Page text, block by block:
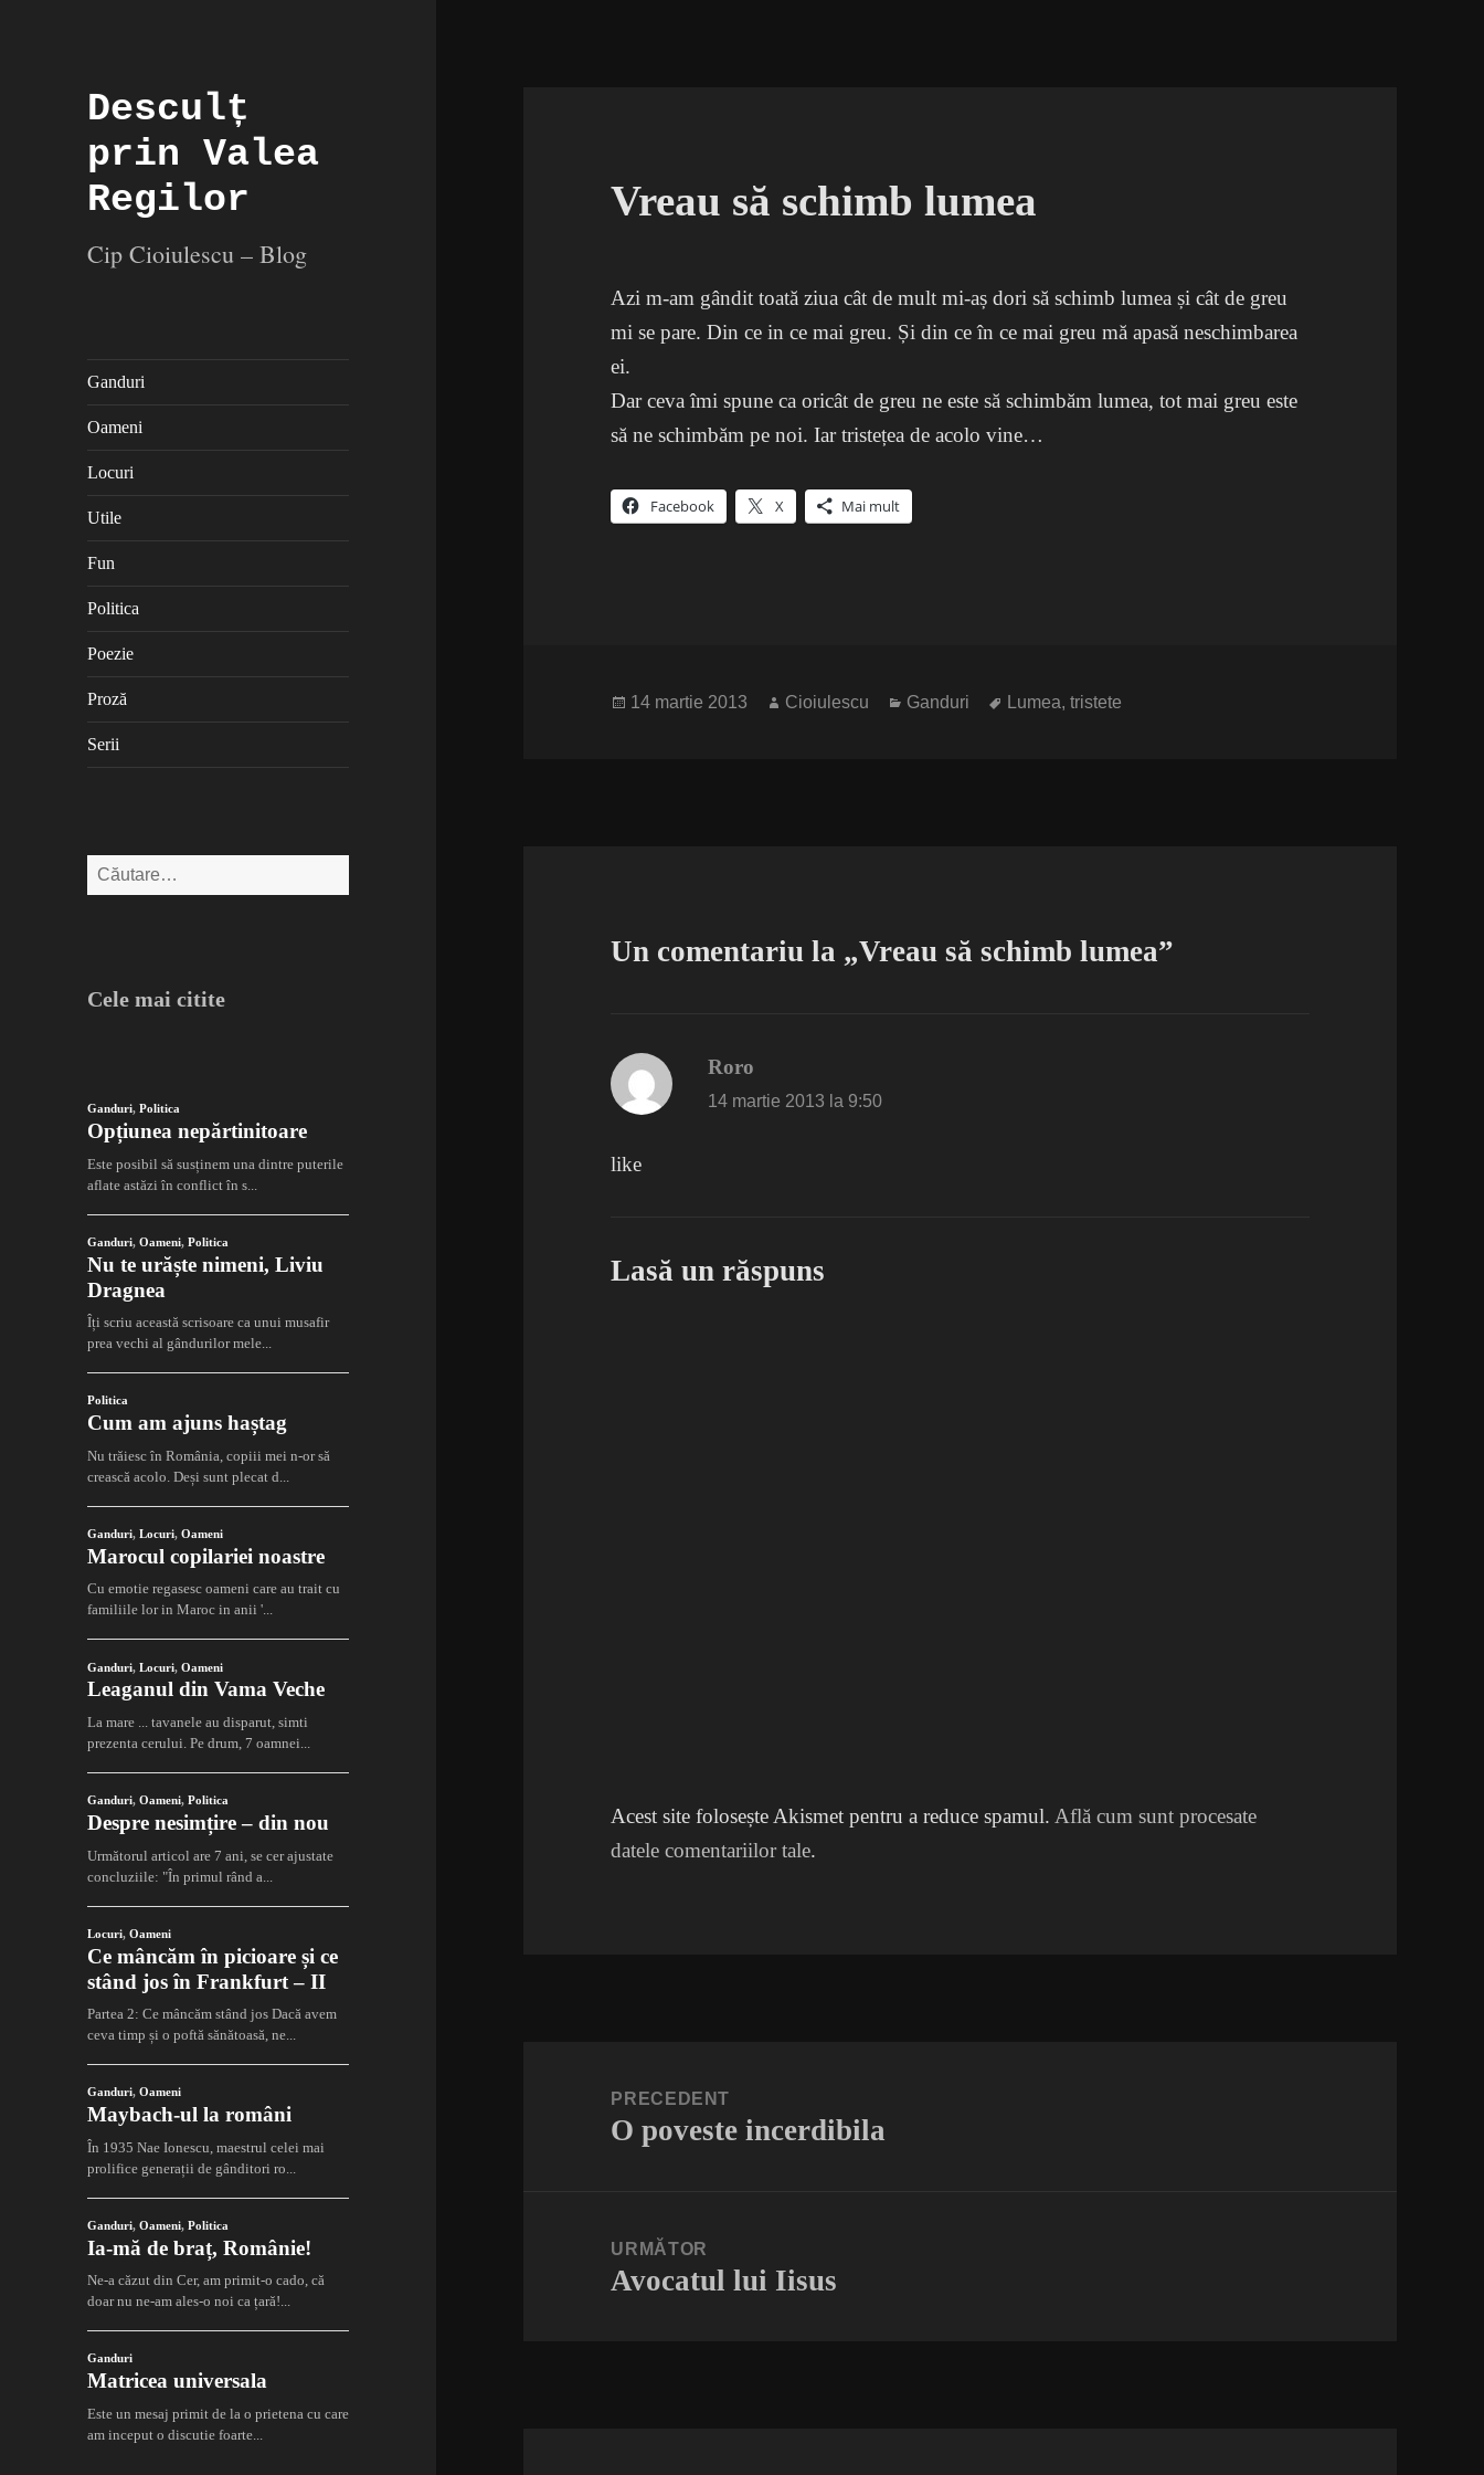
Desculț
prin Valea
Regilor
Cip Cioiulescu – Blog
Ganduri
Oameni
Locuri
Utile
Fun
Politica
Poezie
Proză
Serii
Caută
după:
Cele mai citite
Vreau să schimb lumea
Azi m-am gândit toată ziua cât de mult mi-aș dori să schimb lumea și cât de greu
mi se pare. Din ce in ce mai greu. Și din ce în ce mai greu mă apasă neschimbarea
ei.
Dar ceva îmi spune ca oricât de greu ne este să schimbăm lumea, tot mai greu este
să ne schimbăm pe noi. Iar tristețea de acolo vine…
Facebook X Mai mult
Publicat
14 martie 2013 Autor
Cioiulescu Categorii
Ganduri Etichete
Lumea,tristete
Un comentariu la „Vreau să schimb lumea”
Roro
14 martie 2013 la 9:50
like
Lasă un răspuns
Acest site folosește Akismet pentru a reduce spamul. Află cum sunt procesate
datele comentariilor tale.
PRECEDENT
Articolul
O poveste incerdibila
URMĂTOR
Articolul
Avocatul lui Iisus